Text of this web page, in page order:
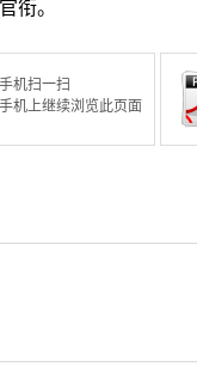
衔。
机扫一扫
机上继续浏览此页面